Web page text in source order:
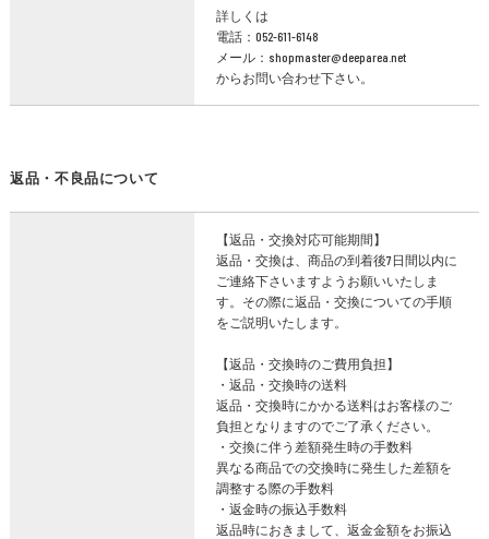
詳しくは
電話：052-611-6148
メール：shopmaster@deeparea.net
からお問い合わせ下さい。
返品・不良品について
【返品・交換対応可能期間】
返品・交換は、商品の到着後7日間以内に
ご連絡下さいますようお願いいたしま
す。その際に返品・交換についての手順
をご説明いたします。
【返品・交換時のご費用負担】
・返品・交換時の送料
返品・交換時にかかる送料はお客様のご
負担となりますのでご了承ください。
・交換に伴う差額発生時の手数料
異なる商品での交換時に発生した差額を
調整する際の手数料
・返金時の振込手数料
返品時におきまして、返金金額をお振込